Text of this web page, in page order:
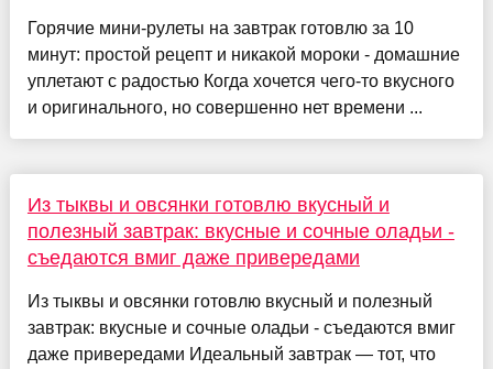
Горячие мини-рулеты на завтрак готовлю за 10
минут: простой рецепт и никакой мороки - домашние
уплетают с радостью Когда хочется чего-то вкусного
и оригинального, но совершенно нет времени ...
Из тыквы и овсянки готовлю вкусный и
полезный завтрак: вкусные и сочные оладьи -
съедаются вмиг даже привередами
Из тыквы и овсянки готовлю вкусный и полезный
завтрак: вкусные и сочные оладьи - съедаются вмиг
даже привередами Идеальный завтрак — тот, что